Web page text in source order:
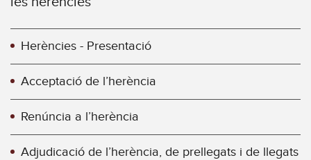
Herències - Presentació
Acceptació de l’herència
Renúncia a l’herència
Adjudicació de l’herència, de prellegats i de llegats